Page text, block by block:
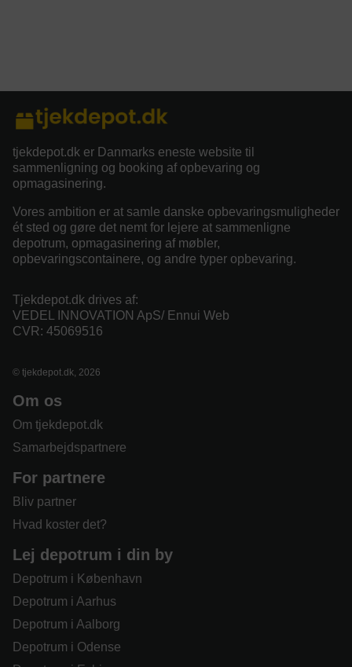
tjekdepot.dk er Danmarks eneste website til
sammenligning og booking af opbevaring og
opmagasinering.
Vores ambition er at samle danske opbevaringsmuligheder
ét sted og gøre det nemt for lejere at sammenligne
depotrum, opmagasinering af møbler,
opbevaringscontainere, og andre typer opbevaring.
Tjekdepot.dk drives af:
VEDEL INNOVATION ApS/ Ennui Web
CVR: 45069516
© tjekdepot.dk, 2026
Om os
Om tjekdepot.dk
Samarbejdspartnere
For partnere
Bliv partner
Hvad koster det?
Lej depotrum i din by
Depotrum i København
Depotrum i Aarhus
Depotrum i Aalborg
Depotrum i Odense